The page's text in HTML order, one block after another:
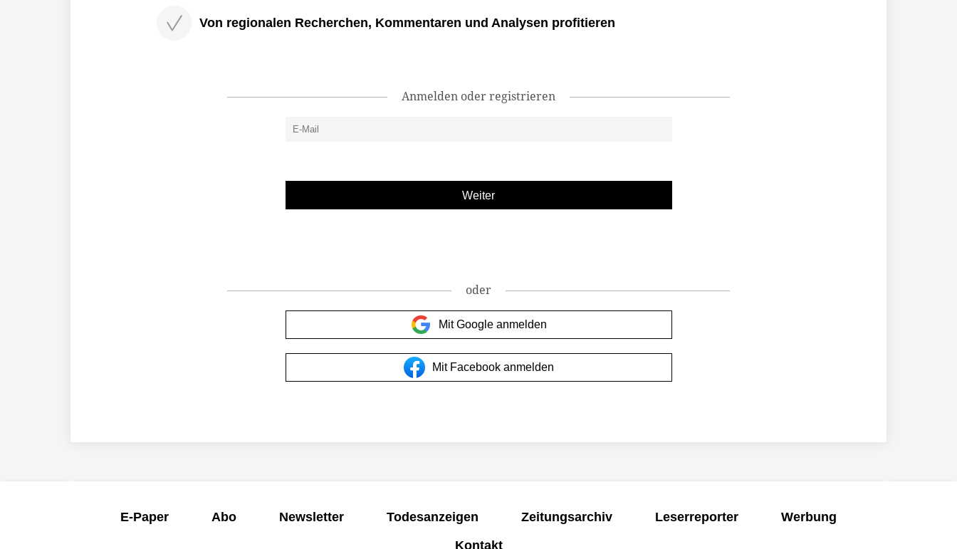
Von regionalen Recherchen, Kommentaren und Analysen profitieren
Anmelden oder registrieren
oder
Mit Google anmelden
Mit Facebook anmelden
E-Paper Abo Newsletter Todesanzeigen Zeitungsarchiv Leserreporter
Werbung
Kontakt